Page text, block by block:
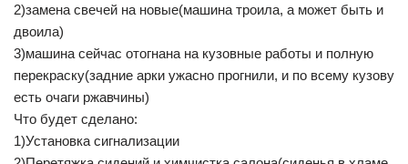
2)замена свечей на новые(машина троила, а может быть и
двоила)
3)машина сейчас отогнана на кузовные работы и полную
перекраску(задние арки ужасно прогнили, и по всему кузову
есть очаги ржавчины)
Что будет сделано:
1)Установка сигнализации